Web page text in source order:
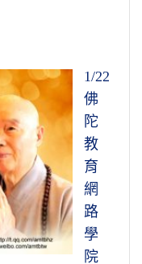
1/22
佛
陀
教
育
網
路
學
院